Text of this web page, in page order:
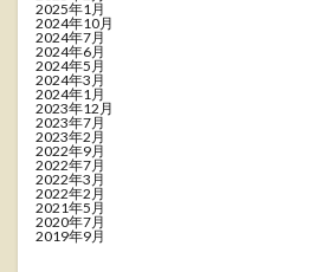
2025年1月
2024年10月
2024年7月
2024年6月
2024年5月
2024年3月
2024年1月
2023年12月
2023年7月
2023年2月
2022年9月
2022年7月
2022年3月
2022年2月
2021年5月
2020年7月
2019年9月